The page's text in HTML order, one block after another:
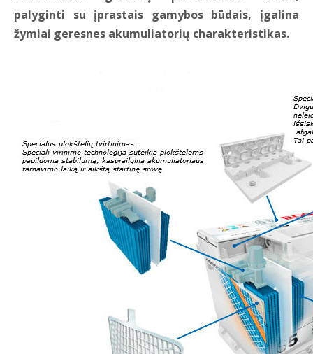
palyginti su įprastais gamybos būdais, įgalina
žymiai geresnes akumuliatorių charakteristikas.